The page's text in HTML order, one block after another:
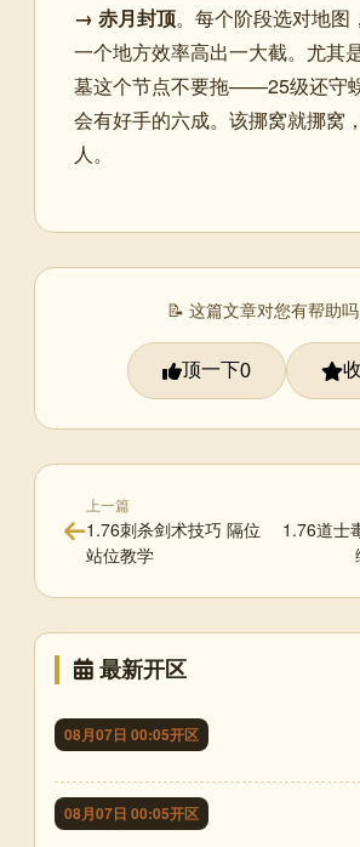
→ 赤月封顶。每个阶段选对地图
一个地方效率高出一大截。尤其
墓这个节点不要拖——25级还守
会有好手的六成。该挪窝就挪窝
人。
📝 这篇文章对您有帮助吗
顶一下0
上一篇
1.76刺杀剑术技巧 隔位
站位教学
1.76道士
最新开区
08月07日 00:05开区
08月07日 00:05开区